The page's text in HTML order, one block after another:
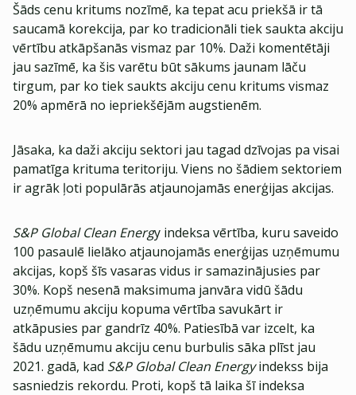
Šāds cenu kritums nozīmē, ka tepat acu priekšā ir tā
saucamā korekcija, par ko tradicionāli tiek saukta akciju
vērtību atkāpšanās vismaz par 10%. Daži komentētāji
jau sazīmē, ka šis varētu būt sākums jaunam lāču
tirgum, par ko tiek saukts akciju cenu kritums vismaz
20% apmērā no iepriekšējām augstienēm.
Jāsaka, ka daži akciju sektori jau tagad dzīvojas pa visai
pamatīga krituma teritoriju. Viens no šādiem sektoriem
ir agrāk ļoti populārās atjaunojamās enerģijas akcijas.
S&P Global Clean Energy indeksa vērtība, kuru saveido
100 pasaulē lielāko atjaunojamās enerģijas uzņēmumu
akcijas, kopš šīs vasaras vidus ir samazinājusies par
30%. Kopš nesenā maksimuma janvāra vidū šādu
uzņēmumu akciju kopuma vērtība savukārt ir
atkāpusies par gandrīz 40%. Patiesībā var izcelt, ka
šādu uzņēmumu akciju cenu burbulis sāka plīst jau
2021. gadā, kad S&P Global Clean Energyindekss bija
sasniedzis rekordu. Proti, kopš tā laika šī indeksa